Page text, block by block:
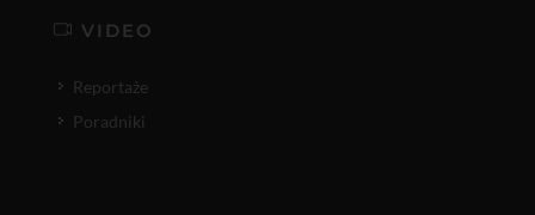
VIDEO
Reportaże
Poradniki